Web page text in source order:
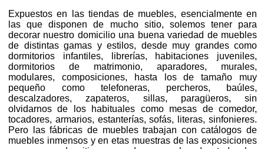
Expuestos en las tiendas de muebles, esencialmente en
las que disponen de mucho sitio, solemos tener para
decorar nuestro domicilio una buena variedad de muebles
de distintas gamas y estilos, desde muy grandes como
dormitorios infantiles, librerías, habitaciones juveniles,
dormitorios de matrimonio, aparadores, murales,
modulares, composiciones, hasta los de tamaño muy
pequeño como telefoneras, percheros, baúles,
descalzadores, zapateros, sillas, paragüeros, sin
olvidarnos de los habituales como mesas de comedor,
tocadores, armarios, estanterías, sofás, literas, sinfonieres.
Pero las fábricas de muebles trabajan con catálogos de
muebles inmensos y en etas muestras de las exposiciones